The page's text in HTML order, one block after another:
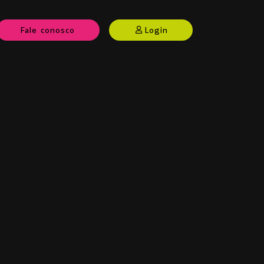
Fale conosco Login